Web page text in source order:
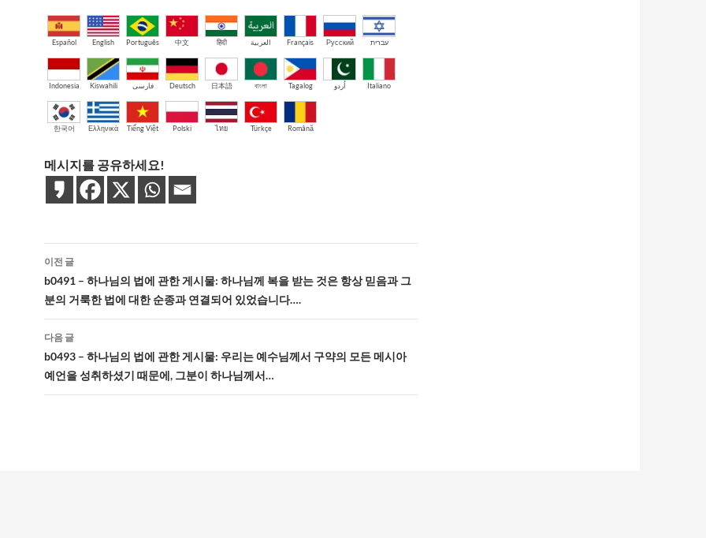
Español English Português 中文 हिंदी العربية Français Русский עברית
Indonesia Kiswahili فارسی Deutsch 日本語 বাংলা Tagalog اُردو Italiano
한국어 Ελληνικά Tiếng Việt Polski ไทย Türkçe Română
메시지를 공유하세요!
글
네
비
게
이
션
이전 글
b0491 – 하나님의 법에 관한 게시물: 하나님께 복을 받는 것은 항상 믿음과 그
분의 거룩한 법에 대한 순종과 연결되어 있었습니다….
다음 글
b0493 – 하나님의 법에 관한 게시물: 우리는 예수님께서 구약의 모든 메시아
예언을 성취하셨기 때문에, 그분이 하나님께서…